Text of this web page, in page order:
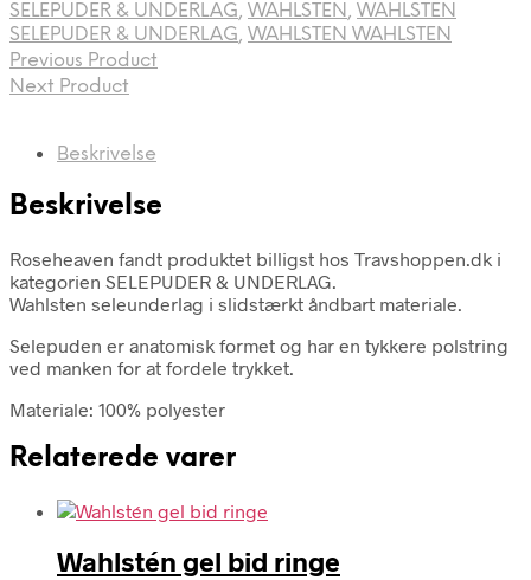
SELEPUDER & UNDERLAG, WAHLSTEN, WAHLSTEN
SELEPUDER & UNDERLAG, WAHLSTEN WAHLSTEN
Previous Product
Next Product
Beskrivelse
Beskrivelse
Roseheaven fandt produktet billigst hos Travshoppen.dk i
kategorien SELEPUDER & UNDERLAG.
Wahlsten seleunderlag i slidstærkt åndbart materiale.
Selepuden er anatomisk formet og har en tykkere polstring
ved manken for at fordele trykket.
Materiale: 100% polyester
Relaterede varer
Wahlstén gel bid ringe